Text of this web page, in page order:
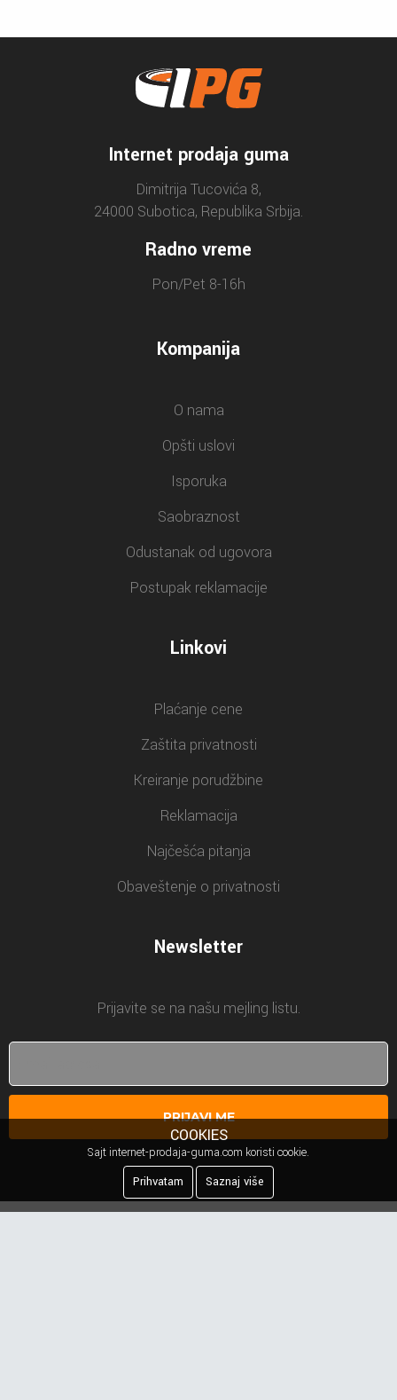
Internet prodaja guma
Dimitrija Tucovića 8,
24000 Subotica, Republika Srbija.
Radno vreme
Pon/Pet 8-16h
Kompanija
O nama
Opšti uslovi
Isporuka
Saobraznost
Odustanak od ugovora
Postupak reklamacije
Linkovi
Plaćanje cene
Zaštita privatnosti
Kreiranje porudžbine
Reklamacija
Najčešća pitanja
Obaveštenje o privatnosti
Newsletter
Prijavite se na našu mejling listu.
PRIJAVI ME
COOKIES
Sajt internet-prodaja-guma.com koristi cookie.
Prihvatam
Saznaj više